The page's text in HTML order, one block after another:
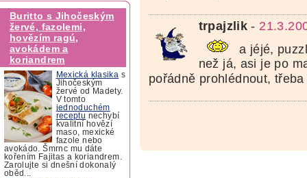
Buritto s Jihočeským
žervé, fazolemi,
hovězím ragú,
avokádem a
koriandrem
Mexická klasika s
Jihočeským
žervé od Madety.
V tomto
jednoduchém
receptu nechybí
kvalitní hovězí
maso, mexické
fazole nebo
avokádo. Šmrnc mu dáte
kořením Fajitas a koriandrem.
Zarolujte si dnešní dokonalý
oběd...
trpajzlik -
a jéjé,
než já, asi je po
pořádně prohlédnout,